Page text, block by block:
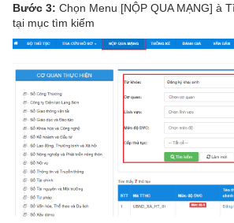
Bước 3: Chọn Menu [NỘP QUA MẠNG] à
tại mục tìm kiếm